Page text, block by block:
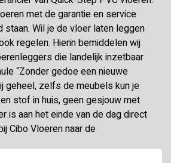
met de garantie en service
staan. Wil je de vloer laten leggen
regelen. Hierin bemiddelen wij
die landelijk inzetbaar
“Zonder gedoe een nieuwe
geheel, zelfs de meubels kun je
stof in huis, geen gesjouw met
is aan het einde van de dag direct
Cibo Vloeren naar de